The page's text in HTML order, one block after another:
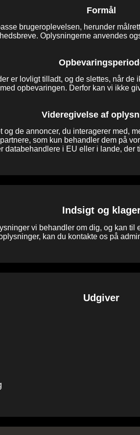
Formål
brugeroplevelsen, herunder
Oplysningerne anvendes
er lovligt tilladt, og de slettes, når
opbevaringen. Derfor kan vi ikke
Videregivelse af
de annoncer, du interagerer med,
som kun behandler dem på
databehandlere i EU eller i lande,
Indsigt og
vi behandler om dig, og kan
kan du kontakte os på
Udgiver